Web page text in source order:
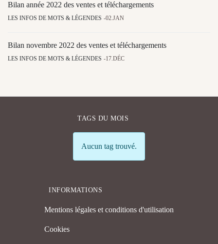
Bilan année 2022 des ventes et téléchargements
LES INFOS DE MOTS & LÉGENDES 02.JAN
Bilan novembre 2022 des ventes et téléchargements
LES INFOS DE MOTS & LÉGENDES 17.DÉC
TAGS DU MOIS
Info
Aucun tag trouvé.
INFORMATIONS
Mentions légales et conditions d'utilisation
Cookies